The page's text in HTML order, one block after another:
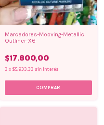
Marcadores-Mooving-Metallic
Outliner-X6
$17.800,00
3 x $5.933,33 sin interés